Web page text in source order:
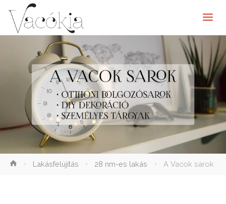
elenítése
Lakásfelújítás 28 nm-es lakás A Vacok sarok